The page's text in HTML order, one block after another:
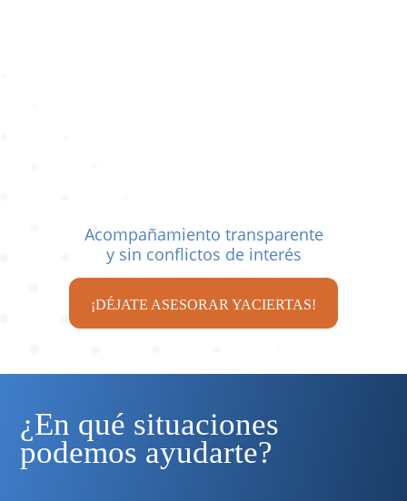
Acompañamiento transparente
y sin conflictos de interés
¡DÉJATE ASESORAR YACIERTAS!
¿En qué situaciones
podemos ayudarte?